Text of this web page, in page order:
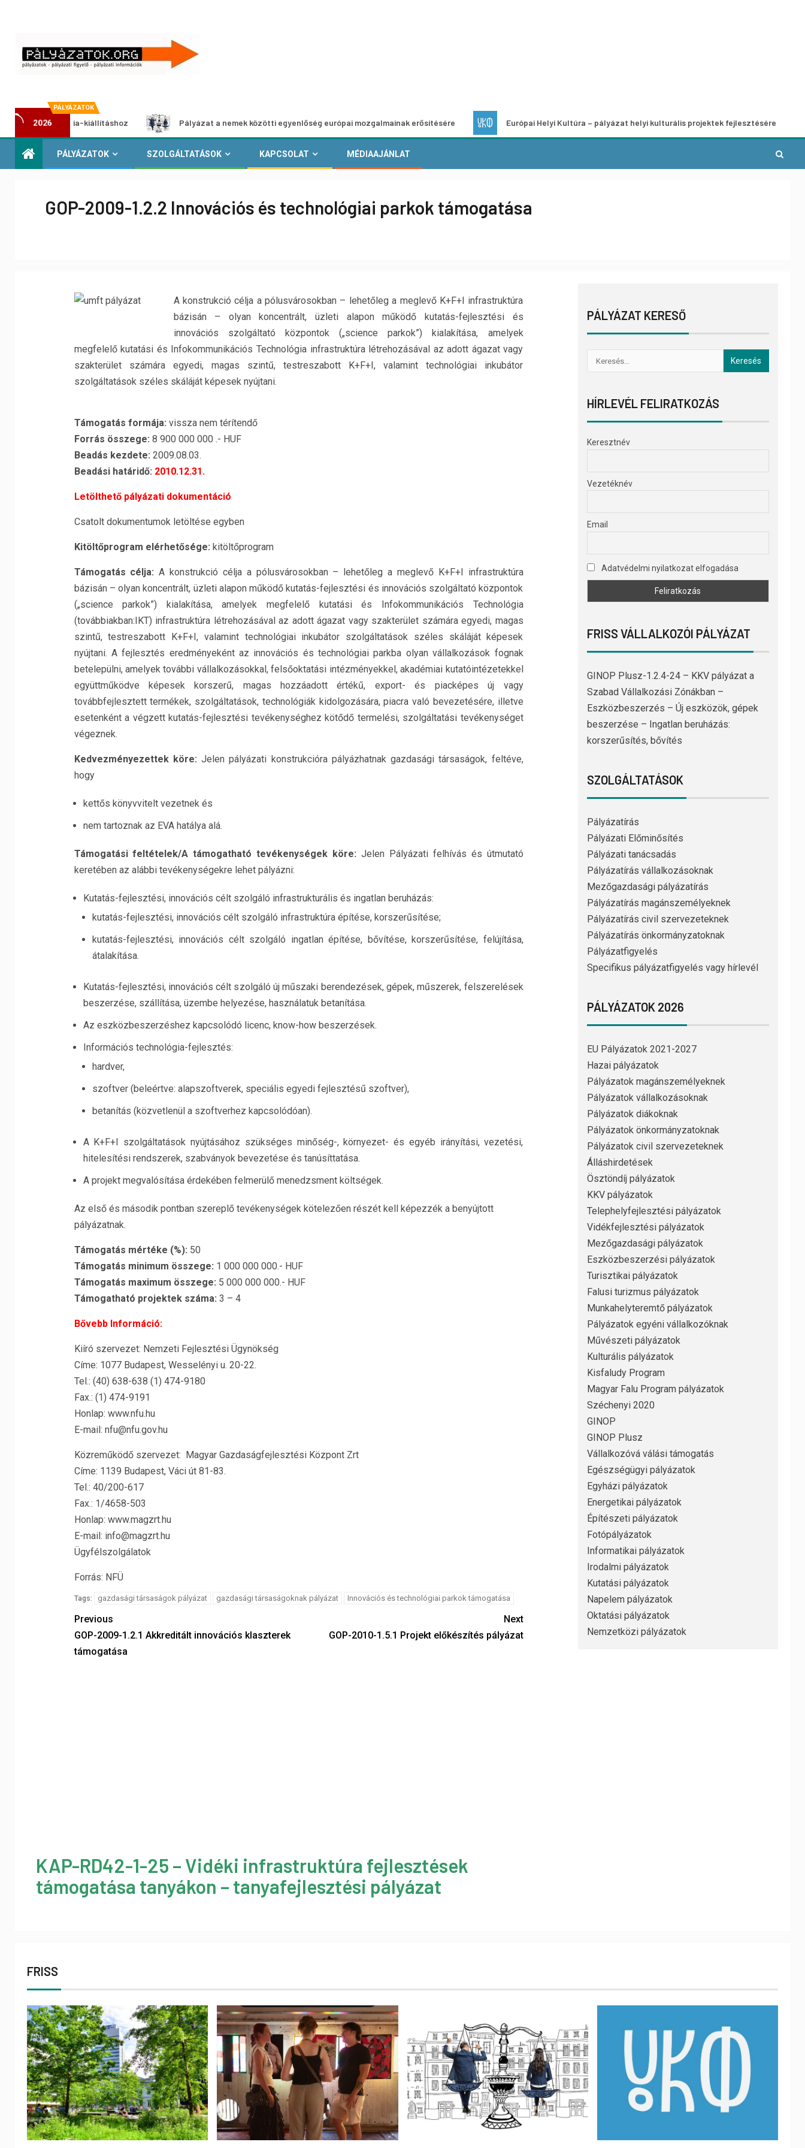
PÁLYÁZATOK
2026
kiállításhoz Pályázat a nemek közötti egyenlőség európai mozgalmainak erősítésére Európai Helyi Kultúra – pályázat helyi kulturális projektek fejlesztésére
PÁLYÁZATOK SZOLGÁLTATÁSOK KAPCSOLAT MÉDIAAJÁNLAT
GOP-2009-1.2.2 Innovációs és technológiai parkok támogatása
A konstrukció célja a pólusvárosokban – lehetőleg a meglevő K+F+I infrastruktúra
bázisán – olyan koncentrált, üzleti alapon működő kutatás-fejlesztési és
innovációs szolgáltató központok („science parkok”) kialakítása, amelyek
megfelelő kutatási és Infokommunikációs Technológia infrastruktúra létrehozásával az adott ágazat vagy
szakterület számára egyedi, magas szintű, testreszabott K+F+I, valamint technológiai inkubátor
szolgáltatások széles skáláját képesek nyújtani.
Támogatás formája: vissza nem térítendő
Forrás összege: 8 900 000 000 .- HUF
Beadás kezdete: 2009.08.03.
Beadási határidő: 2010.12.31.
Letölthető pályázati dokumentáció
Csatolt dokumentumok letöltése egyben
Kitöltőprogram elérhetősége: kitöltőprogram
Támogatás célja: A konstrukció célja a pólusvárosokban – lehetőleg a meglevő K+F+I infrastruktúra
bázisán – olyan koncentrált, üzleti alapon működő kutatás-fejlesztési és innovációs szolgáltató központok
(„science parkok”) kialakítása, amelyek megfelelő kutatási és Infokommunikációs Technológia
(továbbiakban:IKT) infrastruktúra létrehozásával az adott ágazat vagy szakterület számára egyedi, magas
szintű, testreszabott K+F+I, valamint technológiai inkubátor szolgáltatások széles skáláját képesek
nyújtani. A fejlesztés eredményeként az innovációs és technológiai parkba olyan vállalkozások fognak
betelepülni, amelyek további vállalkozásokkal, felsőoktatási intézményekkel, akadémiai kutatóintézetekkel
együttműködve képesek korszerű, magas hozzáadott értékű, export- és piacképes új vagy
továbbfejlesztett termékek, szolgáltatások, technológiák kidolgozására, piacra való bevezetésére, illetve
esetenként a végzett kutatás-fejlesztési tevékenységhez kötődő termelési, szolgáltatási tevékenységet
végeznek.
Kedvezményezettek köre: Jelen pályázati konstrukcióra pályázhatnak gazdasági társaságok, feltéve,
hogy
kettős könyvvitelt vezetnek és
nem tartoznak az EVA hatálya alá.
Támogatási feltételek/A támogatható tevékenységek köre: Jelen Pályázati felhívás és útmutató
keretében az alábbi tevékenységekre lehet pályázni:
Kutatás-fejlesztési, innovációs célt szolgáló infrastrukturális és ingatlan beruházás:
kutatás-fejlesztési, innovációs célt szolgáló infrastruktúra építése, korszerűsítése;
kutatás-fejlesztési, innovációs célt szolgáló ingatlan építése, bővítése, korszerűsítése, felújítása,
átalakítása.
Kutatás-fejlesztési, innovációs célt szolgáló új műszaki berendezések, gépek, műszerek, felszerelések
beszerzése, szállítása, üzembe helyezése, használatuk betanítása.
Az eszközbeszerzéshez kapcsolódó licenc, know-how beszerzések.
Információs technológia-fejlesztés:
hardver,
szoftver (beleértve: alapszoftverek, speciális egyedi fejlesztésű szoftver),
betanítás (közvetlenül a szoftverhez kapcsolódóan).
A K+F+I szolgáltatások nyújtásához szükséges minőség-, környezet- és egyéb irányítási, vezetési,
hitelesítési rendszerek, szabványok bevezetése és tanúsíttatása.
A projekt megvalósítása érdekében felmerülő menedzsment költségek.
Az első és második pontban szereplő tevékenységek kötelezően részét kell képezzék a benyújtott
pályázatnak.
Támogatás mértéke (%): 50
Támogatás minimum összege: 1 000 000 000.- HUF
Támogatás maximum összege: 5 000 000 000.- HUF
Támogatható projektek száma: 3 – 4
Bővebb Információ:
Kiíró szervezet: Nemzeti Fejlesztési Ügynökség
Címe: 1077 Budapest, Wesselényi u. 20-22.
Tel.: (40) 638-638 (1) 474-9180
Fax.: (1) 474-9191
Honlap: www.nfu.hu
E-mail: nfu@nfu.gov.hu
Közreműködő szervezet: Magyar Gazdaságfejlesztési Központ Zrt
Címe: 1139 Budapest, Váci út 81-83.
Tel.: 40/200-617
Fax.: 1/4658-503
Honlap: www.magzrt.hu
E-mail: info@magzrt.hu
Ügyfélszolgálatok
Forrás: NFÜ
Tags: gazdasági társaságok pályázat gazdasági társaságoknak pályázat Innovációs és technológiai parkok támogatása
Previous
GOP-2009-1.2.1 Akkreditált innovációs klaszterek
támogatása
Next
GOP-2010-1.5.1 Projekt előkészítés pályázat
KAP-RD42-1-25 – Vidéki infrastruktúra fejlesztések
támogatása tanyákon – tanyafejlesztési pályázat
PÁLYÁZAT KERESŐ
HÍRLEVÉL FELIRATKOZÁS
Keresztnév
Vezetéknév
Email
Adatvédelmi nyilatkozat elfogadása
FRISS VÁLLALKOZÓI PÁLYÁZAT
GINOP Plusz-1.2.4-24 – KKV pályázat a
Szabad Vállalkozási Zónákban –
Eszközbeszerzés – Új eszközök, gépek
beszerzése – Ingatlan beruházás:
korszerűsítés, bővítés
SZOLGÁLTATÁSOK
Pályázatírás
Pályázati Előminősítés
Pályázati tanácsadás
Pályázatírás vállalkozásoknak
Mezőgazdasági pályázatírás
Pályázatírás magánszemélyeknek
Pályázatírás civil szervezeteknek
Pályázatírás önkormányzatoknak
Pályázatfigyelés
Specifikus pályázatfigyelés vagy hírlevél
PÁLYÁZATOK 2026
EU Pályázatok 2021-2027
Hazai pályázatok
Pályázatok magánszemélyeknek
Pályázatok vállalkozásoknak
Pályázatok diákoknak
Pályázatok önkormányzatoknak
Pályázatok civil szervezeteknek
Álláshirdetések
Ösztöndíj pályázatok
KKV pályázatok
Telephelyfejlesztési pályázatok
Vidékfejlesztési pályázatok
Mezőgazdasági pályázatok
Eszközbeszerzési pályázatok
Turisztikai pályázatok
Falusi turizmus pályázatok
Munkahelyteremtő pályázatok
Pályázatok egyéni vállalkozóknak
Művészeti pályázatok
Kulturális pályázatok
Kisfaludy Program
Magyar Falu Program pályázatok
Széchenyi 2020
GINOP
GINOP Plusz
Vállalkozóvá válási támogatás
Egészségügyi pályázatok
Egyházi pályázatok
Energetikai pályázatok
Építészeti pályázatok
Fotópályázatok
Informatikai pályázatok
Irodalmi pályázatok
Kutatási pályázatok
Napelem pályázatok
Oktatási pályázatok
Nemzetközi pályázatok
FRISS